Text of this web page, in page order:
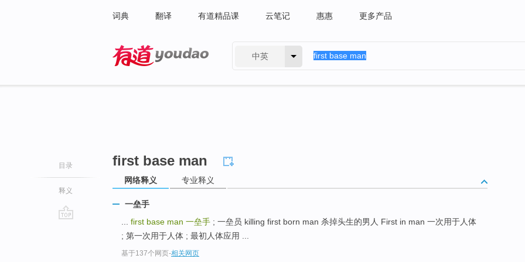
词典 翻译 有道精品课 云笔记 惠惠 更多产品
中英
目录
释义
first base man
网络释义 专业释义
一垒手
first base man 一垒手 ; 一垒员 killing first born man 杀掉头生的男人 First in man 一次用于人体
; 第一次用于人体 ; 最初人体应用 ...
基于137个网页-相关网页